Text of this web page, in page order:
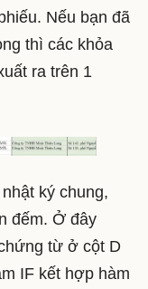
Nếu bạn đã
thì các khỏa
ra trên 1
ký chung,
đếm. Ở đây
từ ở cột D
IF kết hợp hàm